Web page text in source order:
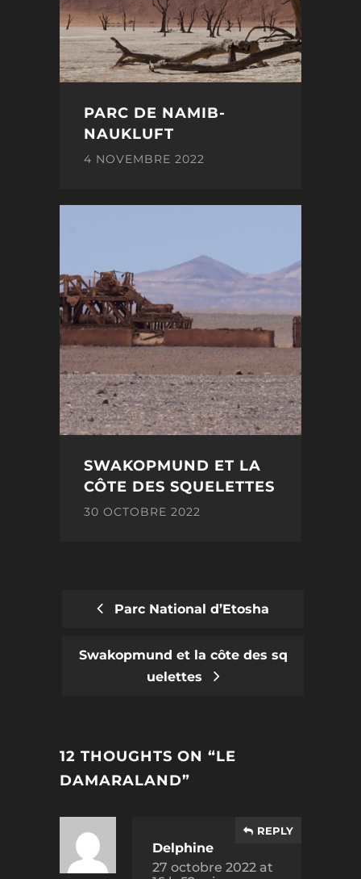
PARC DE NAMIB-
NAUKLUFT
4 NOVEMBRE 2022
SWAKOPMUND ET LA
CÔTE DES SQUELETTES
30 OCTOBRE 2022
POST
NAVIGATION
Parc National d’Etosha
Swakopmund et la côte des sq
uelettes
12 THOUGHTS ON “LE
DAMARALAND”
Delphine
27 octobre 2022 at
REPLY